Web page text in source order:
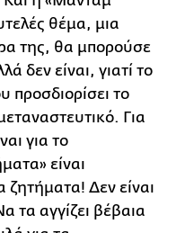
θέμα, μια
της, θα μπορούσε
δεν είναι, γιατί το
προσδιορίσει το
Για
για το
είναι
ζητήματα! Δεν είναι
τα αγγίζει βέβαια